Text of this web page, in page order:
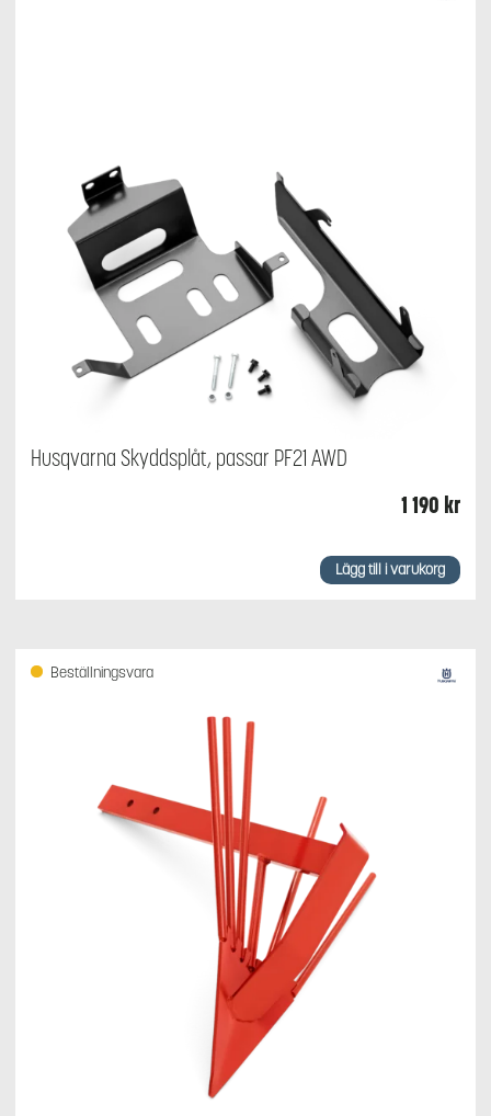
Husqvarna Skyddsplåt, passar PF21 AWD
1 190 kr
Lägg till i varukorg
Beställningsvara